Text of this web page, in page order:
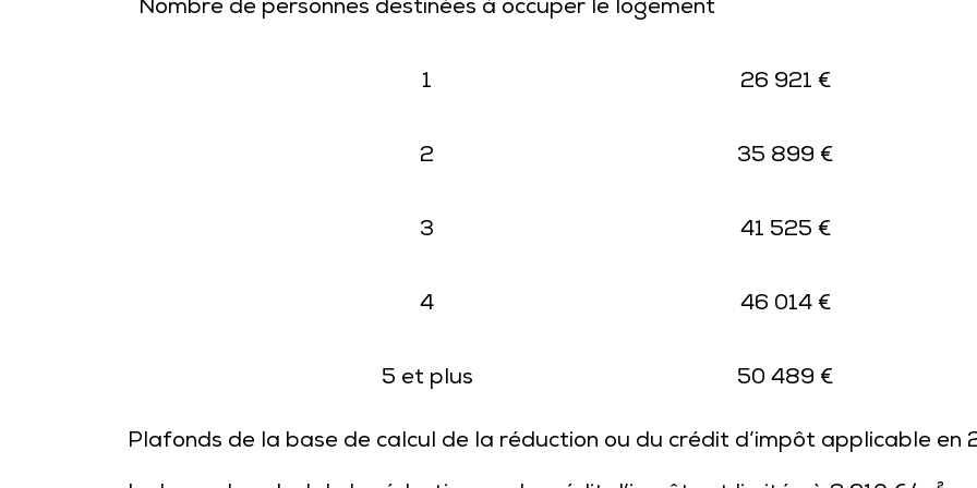
Nombre de personnes destinées à occuper le logement
1 26 921 €
2 35 899 €
3 41 525 €
4 46 014 €
5 et plus 50 489 €
Plafonds de la base de calcul de la réduction ou du crédit d’impôt applicable en